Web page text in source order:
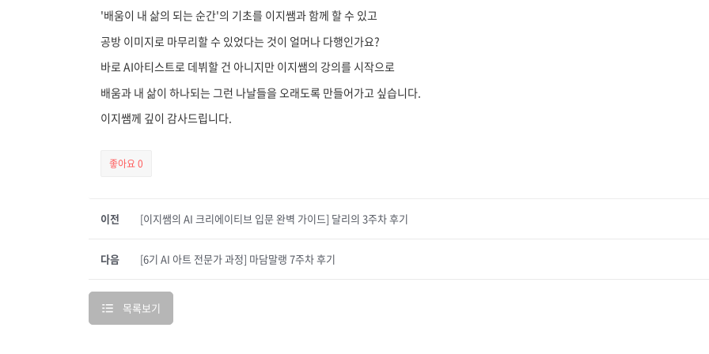
'배움이 내 삶의 되는 순간'의 기초를 이지쌤과 함께 할 수 있고
공방 이미지로 마무리할 수 있었다는 것이 얼머나 다행인가요?
바로 AI아티스트로 데뷔할 건 아니지만 이지쌤의 강의를 시작으로
배움과 내 삶이 하나되는 그런 나날들을 오래도록 만들어가고 싶습니다.
이지쌤께 깊이 감사드립니다.
좋아요0
이전 [이지쌤의 AI 크리에이티브 입문 완벽 가이드] 달리의 3주차 후기
[6기 AI 아트 전문가 과정] 마담말랭 7주차 후기
다음
목록보기